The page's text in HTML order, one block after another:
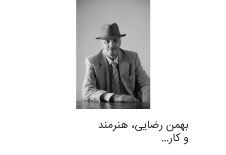
بهمن رضایی، هنرمند
و کار…